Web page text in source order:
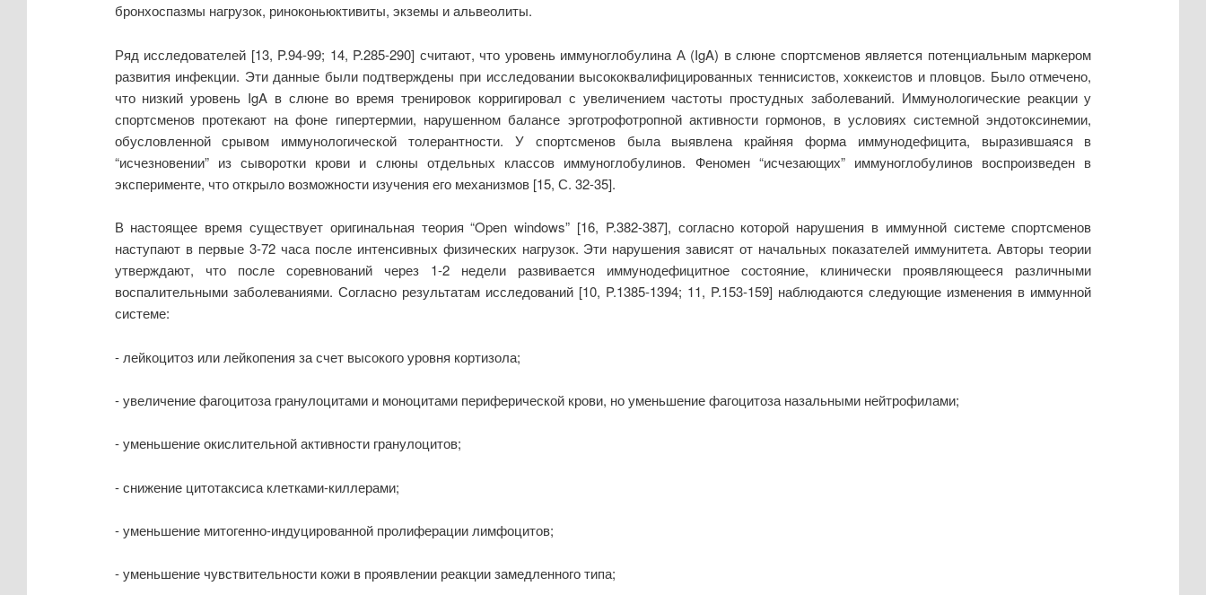
бронхоспазмы нагрузок, риноконьюктивиты, экземы и альвеолиты.
Ряд исследователей [13, P.94-99; 14, P.285-290] считают, что уровень иммуноглобулина А (IgA) в слюне спортсменов является потенциальным маркером
развития инфекции. Эти данные были подтверждены при исследовании высококвалифицированных теннисистов, хоккеистов и пловцов. Было отмечено,
что низкий уровень IgA в слюне во время тренировок корригировал с увеличением частоты простудных заболеваний. Иммунологические реакции у
спортсменов протекают на фоне гипертермии, нарушенном балансе эрготрофотропной активности гормонов, в условиях системной эндотоксинемии,
обусловленной срывом иммунологической толерантности. У спортсменов была выявлена крайняя форма иммунодефицита, выразившаяся в
“исчезновении” из сыворотки крови и слюны отдельных классов иммуноглобулинов. Феномен “исчезающих” иммуноглобулинов воспроизведен в
эксперименте, что открыло возможности изучения его механизмов [15, С. 32-35].
В настоящее время существует оригинальная теория “Open windows” [16, P.382-387], согласно которой нарушения в иммунной системе спортсменов
наступают в первые 3-72 часа после интенсивных физических нагрузок. Эти нарушения зависят от начальных показателей иммунитета. Авторы теории
утверждают, что после соревнований через 1-2 недели развивается иммунодефицитное состояние, клинически проявляющееся различными
воспалительными заболеваниями. Согласно результатам исследований [10, P.1385-1394; 11, P.153-159] наблюдаются следующие изменения в иммунной
системе:
- лейкоцитоз или лейкопения за счет высокого уровня кортизола;
- увеличение фагоцитоза гранулоцитами и моноцитами периферической крови, но уменьшение фагоцитоза назальными нейтрофилами;
- уменьшение окислительной активности гранулоцитов;
- снижение цитотаксиса клетками-киллерами;
- уменьшение митогенно-индуцированной пролиферации лимфоцитов;
- уменьшение чувствительности кожи в проявлении реакции замедленного типа;